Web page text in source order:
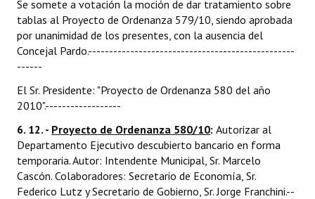
Se somete a votación la moción de dar tratamiento sobre
tablas al Proyecto de Ordenanza 579/10, siendo aprobada
por unanimidad de los presentes, con la ausencia del
Concejal Pardo.-------------------------------------------------
------
El Sr. Presidente: "Proyecto de Ordenanza 580 del año
2010".------------------
6. 12. - Proyecto de Ordenanza 580/10: Autorizar al
Departamento Ejecutivo descubierto bancario en forma
temporaria. Autor: Intendente Municipal, Sr. Marcelo
Cascón. Colaboradores: Secretario de Economía, Sr.
Federico Lutz y Secretario de Gobierno, Sr. Jorge Franchini.--